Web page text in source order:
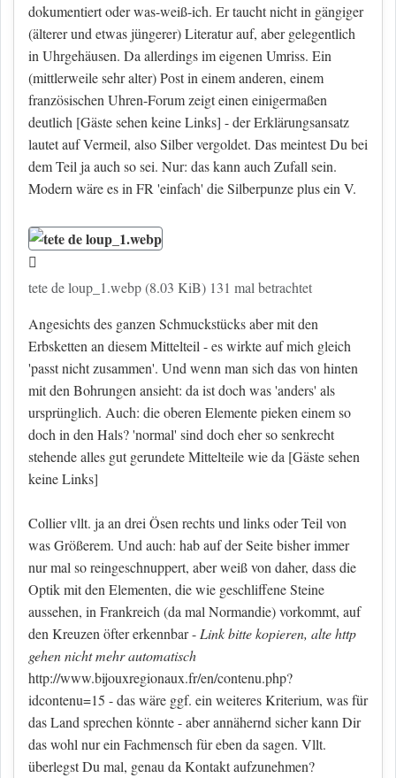
dokumentiert oder was-weiß-ich. Er taucht nicht in gängiger
(älterer und etwas jüngerer) Literatur auf, aber gelegentlich
in Uhrgehäusen. Da allerdings im eigenen Umriss. Ein
(mittlerweile sehr alter) Post in einem anderen, einem
französischen Uhren-Forum zeigt einen einigermaßen
deutlich [Gäste sehen keine Links] - der Erklärungsansatz
lautet auf Vermeil, also Silber vergoldet. Das meintest Du bei
dem Teil ja auch so sei. Nur: das kann auch Zufall sein.
Modern wäre es in FR 'einfach' die Silberpunze plus ein V.
tete de loup_1.webp (8.03 KiB) 131 mal betrachtet
Angesichts des ganzen Schmuckstücks aber mit den
Erbsketten an diesem Mittelteil - es wirkte auf mich gleich
'passt nicht zusammen'. Und wenn man sich das von hinten
mit den Bohrungen ansieht: da ist doch was 'anders' als
ursprünglich. Auch: die oberen Elemente pieken einem so
doch in den Hals? 'normal' sind doch eher so senkrecht
stehende alles gut gerundete Mittelteile wie da [Gäste sehen
keine Links]
Collier vllt. ja an drei Ösen rechts und links oder Teil von
was Größerem. Und auch: hab auf der Seite bisher immer
nur mal so reingeschnuppert, aber weiß von daher, dass die
Optik mit den Elementen, die wie geschliffene Steine
aussehen, in Frankreich (da mal Normandie) vorkommt, auf
den Kreuzen öfter erkennbar -Link bitte kopieren, alte http
gehen nicht mehr automatisch
http://www.bijouxregionaux.fr/en/contenu.php?
idcontenu=15 - das wäre ggf. ein weiteres Kriterium, was für
das Land sprechen könnte - aber annähernd sicher kann Dir
das wohl nur ein Fachmensch für eben da sagen. Vllt.
überlegst Du mal, genau da Kontakt aufzunehmen?